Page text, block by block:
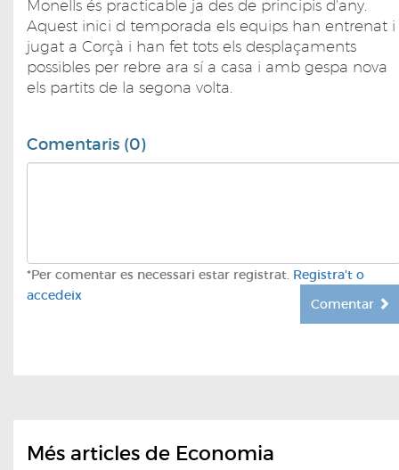
Monells és practicable ja des de principis d'any.
Aquest inici d temporada els equips han entrenat i
jugat a Corçà i han fet tots els desplaçaments
possibles per rebre ara sí a casa i amb gespa nova
els partits de la segona volta.
Comentaris (0)
*Per comentar es necessari estar registrat. Registra't o
accedeix
Comentar
Més articles de Economia